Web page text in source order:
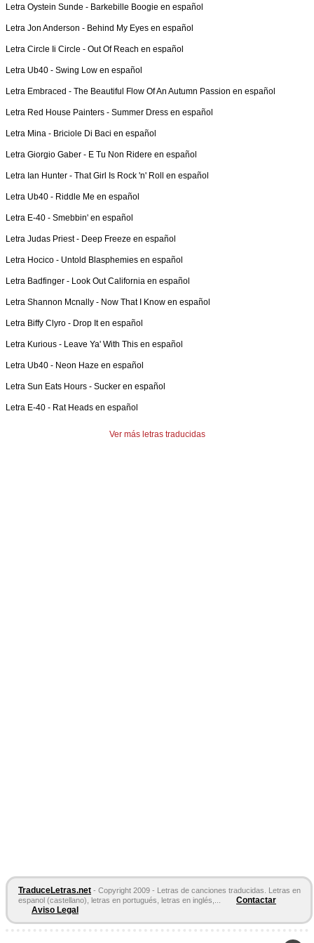
Letra Oystein Sunde - Barkebille Boogie en español
Letra Jon Anderson - Behind My Eyes en español
Letra Circle Ii Circle - Out Of Reach en español
Letra Ub40 - Swing Low en español
Letra Embraced - The Beautiful Flow Of An Autumn Passion en español
Letra Red House Painters - Summer Dress en español
Letra Mina - Briciole Di Baci en español
Letra Giorgio Gaber - E Tu Non Ridere en español
Letra Ian Hunter - That Girl Is Rock 'n' Roll en español
Letra Ub40 - Riddle Me en español
Letra E-40 - Smebbin' en español
Letra Judas Priest- Deep Freeze en español
Letra Hocico - Untold Blasphemies en español
Letra Badfinger - Look Out California en español
Letra Shannon Mcnally - Now That I Know en español
Letra Biffy Clyro - Drop It en español
Letra Kurious - Leave Ya' With This en español
Letra Ub40 - Neon Haze en español
Letra Sun Eats Hours - Sucker en español
Letra E-40 - Rat Heads en español
Ver más letras traducidas
TraduceLetras.net - Copyright 2009 - Letras de canciones traducidas. Letras en
espanol (castellano), letras en portugués, letras en inglés,...
Contactar
Aviso Legal